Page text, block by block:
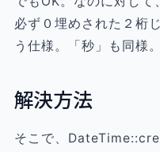
必ず０埋めされた２桁
う仕様。「秒」も同様。
解決方法
そこで、